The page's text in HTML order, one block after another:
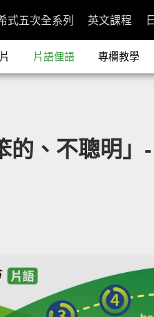
式五次全系列 英文課程
片語俚語 專欄教學
的、不聰